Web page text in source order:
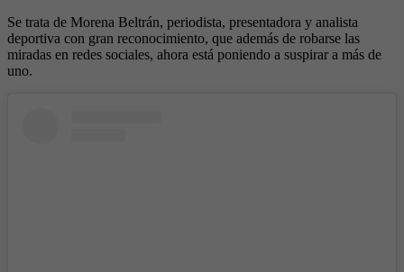
Se trata de Morena Beltrán, periodista, presentadora y analista
deportiva con gran reconocimiento, que además de robarse las
miradas en redes sociales, ahora está poniendo a suspirar a más de
uno.